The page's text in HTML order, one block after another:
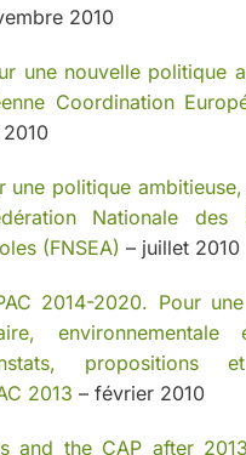
2010
une nouvelle politique
Coordination
une politique
Nationale des
(FNSEA) – juillet 2010
2014-2020. Pour
environnementale
propositions
2013 – février 2010
and the CAP after